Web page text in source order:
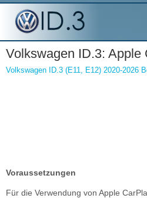
Volkswagen ID.3: Apple
Volkswagen ID.3 (E11, E12) 2020-2026
Voraussetzungen
Für die Verwendung von Apple